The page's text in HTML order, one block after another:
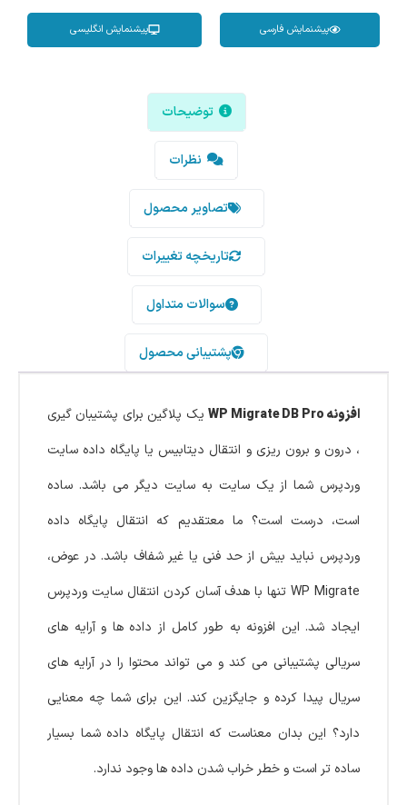
پیشنمایش فارسی پیشنمایش انگلیسی
توضیحات
نظرات
تصاویر محصول
تاریخچه تغییرات
سوالات متداول
پشتیبانی محصول
افزونه WP Migrate DB Pro
یک پلاگین برای پشتیبان گیری
، درون و برون ریزی و انتقال دیتابیس یا پایگاه داده سایت
وردپرس شما از یک سایت به سایت دیگر می باشد. ساده
است، درست است؟ ما معتقدیم که انتقال پایگاه داده
وردپرس نباید بیش از حد فنی یا غیر شفاف باشد. در عوض،
WP Migrate تنها با هدف آسان کردن انتقال سایت وردپرس
ایجاد شد. این افزونه به طور کامل از داده ها و آرایه های
سریالی پشتیبانی می کند و می تواند محتوا را در آرایه های
سریال پیدا کرده و جایگزین کند. این برای شما چه معنایی
دارد؟ این بدان معناست که انتقال پایگاه داده شما بسیار
ساده تر است و خطر خراب شدن داده ها وجود ندارد.